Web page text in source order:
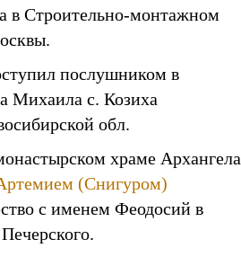
в Строительно-монтажном
послушником в
Михаила с. Козиха
обл.
храме Архангела
(Снигуром)
с именем Феодосий в